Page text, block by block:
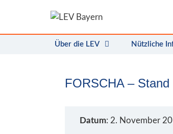
Über die LEV Nützliche
FORSCHA –
Datum: 2. November